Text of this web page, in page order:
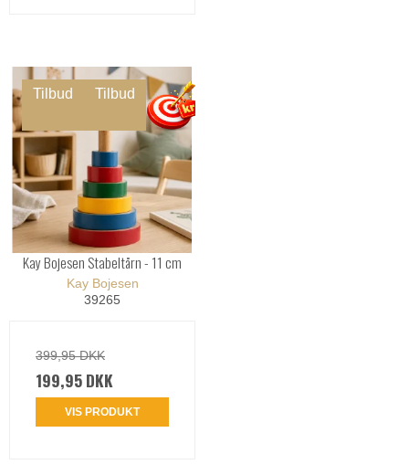
Tilbud Tilbud
Kay Bojesen Stabeltårn - 11 cm
Kay Bojesen
39265
399,95 DKK
199,95 DKK
VIS PRODUKT